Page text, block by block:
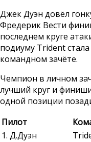
Джек Дуэн довёл
Фредерик Вести
последнем круге
подиуму Trident
командном зачёте.
Чемпион в личном
лучший круг и
одной позиции
Пилот
1. Д.Дуэн